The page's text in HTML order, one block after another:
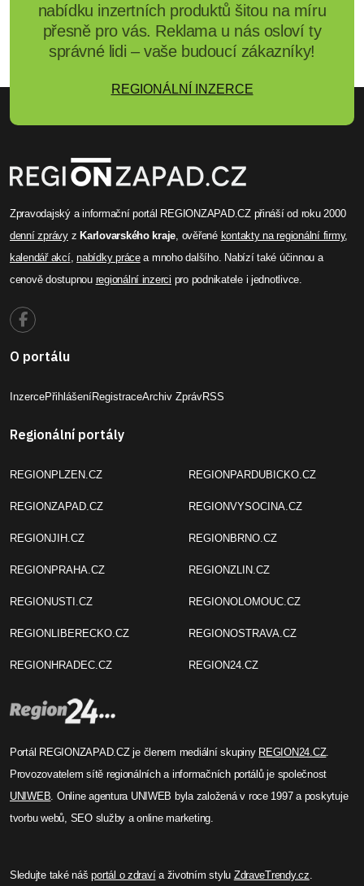
nabídku inzertních produktů šitou na míru
přesně pro vás. Reklama u nás osloví ty
správné lidi – vaše budoucí zákazníky!
REGIONÁLNÍ INZERCE
Zpravodajský a informační portál REGIONZAPAD.CZ přináší od roku 2000
denní zprávyzKarlovarského kraje , ověřené kontakty na regionální firmy,
kalendář akcí,nabídky prácea mnoho dalšího. Nabízí také účinnou a
cenově dostupnou regionální inzerci pro podnikatele i jednotlivce.
O portálu
InzercePřihlášeníRegistraceArchiv ZprávRSS
Regionální portály
REGIONPLZEN.CZ
REGIONZAPAD.CZ
REGIONJIH.CZ
REGIONPRAHA.CZ
REGIONUSTI.CZ
REGIONLIBERECKO.CZ
REGIONHRADEC.CZ
REGIONPARDUBICKO.CZ
REGIONVYSOCINA.CZ
REGIONBRNO.CZ
REGIONZLIN.CZ
REGIONOLOMOUC.CZ
REGIONOSTRAVA.CZ
REGION24.CZ
Portál REGIONZAPAD.CZ je členem mediální skupiny REGION24.CZ.
Provozovatelem sítě regionálních a informačních portálů je společnost
UNIWEB . Online agentura UNIWEB byla založená v roce 1997 a poskytuje
tvorbu webů, SEO služby a online marketing.
Sledujte také nášportál o zdravía životním stylu ZdraveTrendy.cz